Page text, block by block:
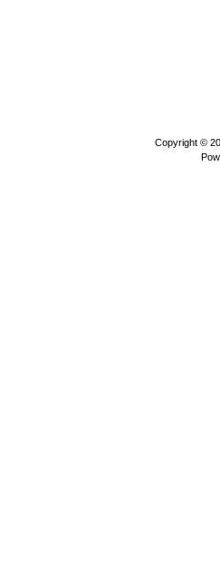
Copyright ©